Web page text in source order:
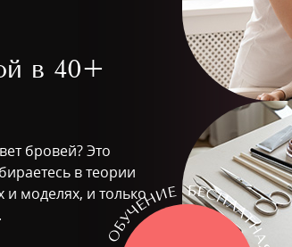
в 40+
бровей? Это
в теории
и моделях, и только